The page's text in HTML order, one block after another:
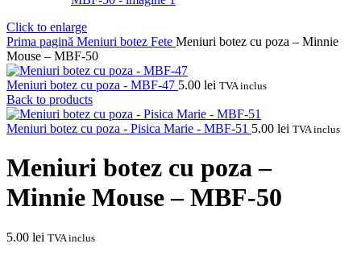
Click to enlarge
Prima pagină Meniuri botez Fete Meniuri botez cu poza – Minnie
Mouse – MBF-50
Meniuri botez cu poza - MBF-47 5.00 lei TVA inclus
Back to products
Meniuri botez cu poza - Pisica Marie - MBF-51 5.00 lei TVA inclus
Meniuri botez cu poza –
Minnie Mouse – MBF-50
5.00 lei TVA inclus